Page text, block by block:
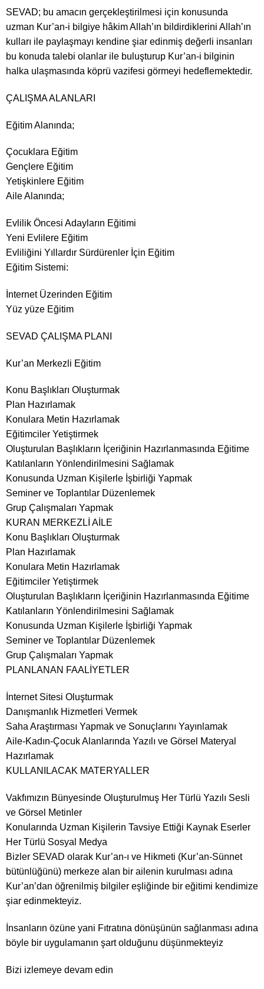
SEVAD; bu amacın gerçekleştirilmesi için konusunda
uzman Kur’an-i bilgiye hâkim Allah’ın bildirdiklerini Allah’ın
kulları ile paylaşmayı kendine şiar edinmiş değerli insanları
bu konuda talebi olanlar ile buluşturup Kur’an-i bilginin
halka ulaşmasında köprü vazifesi görmeyi hedeflemektedir.
ÇALIŞMA ALANLARI
Eğitim Alanında;
Çocuklara Eğitim
Gençlere Eğitim
Yetişkinlere Eğitim
Aile Alanında;
Evlilik Öncesi Adayların Eğitimi
Yeni Evlilere Eğitim
Evliliğini Yıllardır Sürdürenler İçin Eğitim
Eğitim Sistemi:
İnternet Üzerinden Eğitim
Yüz yüze Eğitim
SEVAD ÇALIŞMA PLANI
Kur’an Merkezli Eğitim
Konu Başlıkları Oluşturmak
Plan Hazırlamak
Konulara Metin Hazırlamak
Eğitimciler Yetiştirmek
Oluşturulan Başlıkların İçeriğinin Hazırlanmasında Eğitime
Katılanların Yönlendirilmesini Sağlamak
Konusunda Uzman Kişilerle İşbirliği Yapmak
Seminer ve Toplantılar Düzenlemek
Grup Çalışmaları Yapmak
KURAN MERKEZLİ AİLE
Konu Başlıkları Oluşturmak
Plan Hazırlamak
Konulara Metin Hazırlamak
Eğitimciler Yetiştirmek
Oluşturulan Başlıkların İçeriğinin Hazırlanmasında Eğitime
Katılanların Yönlendirilmesini Sağlamak
Konusunda Uzman Kişilerle İşbirliği Yapmak
Seminer ve Toplantılar Düzenlemek
Grup Çalışmaları Yapmak
PLANLANAN FAALİYETLER
İnternet Sitesi Oluşturmak
Danışmanlık Hizmetleri Vermek
Saha Araştırması Yapmak ve Sonuçlarını Yayınlamak
Aile-Kadın-Çocuk Alanlarında Yazılı ve Görsel Materyal
Hazırlamak
KULLANILACAK MATERYALLER
Vakfımızın Bünyesinde Oluşturulmuş Her Türlü Yazılı Sesli
ve Görsel Metinler
Konularında Uzman Kişilerin Tavsiye Ettiği Kaynak Eserler
Her Türlü Sosyal Medya
Bizler SEVAD olarak Kur’an-ı ve Hikmeti (Kur’an-Sünnet
bütünlüğünü) merkeze alan bir ailenin kurulması adına
Kur’an’dan öğrenilmiş bilgiler eşliğinde bir eğitimi kendimize
şiar edinmekteyiz.
İnsanların özüne yani Fıtratına dönüşünün sağlanması adına
böyle bir uygulamanın şart olduğunu düşünmekteyiz
Bizi izlemeye devam edin